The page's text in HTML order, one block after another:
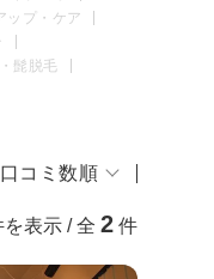
ップ・ケア
髭脱毛
口コミ数順
を表示 / 全 2 件